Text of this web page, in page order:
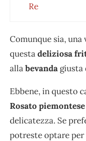
Re
Comunque sia,
questadeliziosa
allabevanda giusta
Ebbene, in questo
Rosato piemontese
delicatezza. Se
potreste optare per